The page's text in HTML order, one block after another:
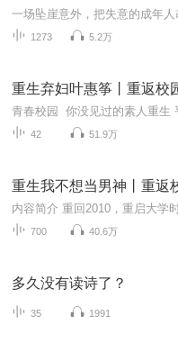
1273 5.2万
重生弃妇叶惠筝丨重返校
42 51.9万
重生我不想当男神丨重返
700 40.6万
多久没有读诗了？
35 1991